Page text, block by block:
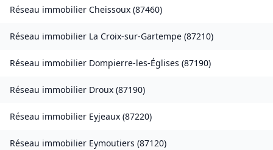
Réseau immobilier Cheissoux (87460)
Réseau immobilier La Croix-sur-Gartempe (87210)
Réseau immobilier Dompierre-les-Églises (87190)
Réseau immobilier Droux (87190)
Réseau immobilier Eyjeaux (87220)
Réseau immobilier Eymoutiers (87120)